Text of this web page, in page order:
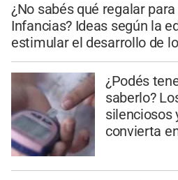
¿No sabés qué regalar
Infancias? Ideas según la
estimular el desarrollo de
¿Podés
saberlo?
silenciosos
convierta